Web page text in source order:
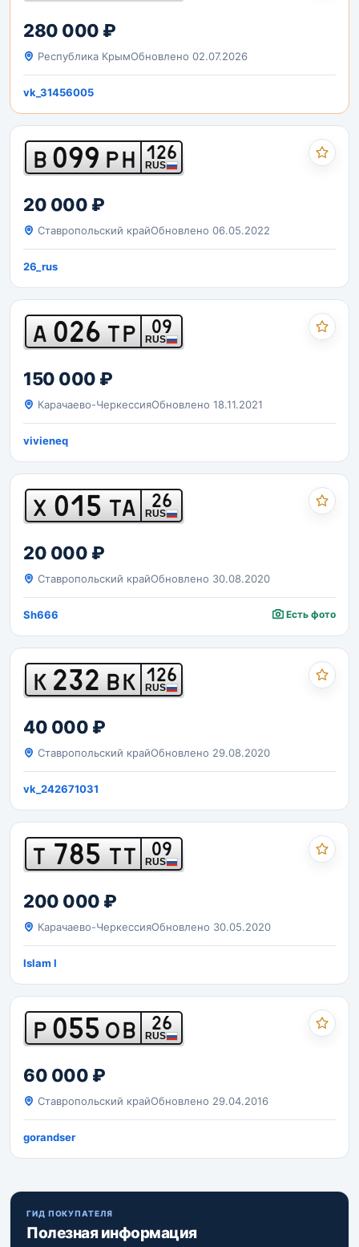
280 000 ₽
Республика КрымОбновлено 02.07.2026
vk_31456005
В 099 РН 126
RUS
20 000 ₽
Ставропольский крайОбновлено 06.05.2022
26_rus
А 026 ТР 09
RUS
150 000 ₽
Карачаево-ЧеркессияОбновлено 18.11.2021
vivieneq
Х 015 ТА 26
RUS
20 000 ₽
Ставропольский крайОбновлено 30.08.2020
Sh666 Есть фото
К 232 ВК 126
RUS
40 000 ₽
Ставропольский крайОбновлено 29.08.2020
vk_242671031
Т 785 ТТ 09
RUS
200 000 ₽
Карачаево-ЧеркессияОбновлено 30.05.2020
Islam I
Р 055 ОВ 26
RUS
60 000 ₽
Ставропольский крайОбновлено 29.04.2016
gorandser
ГИД ПОКУПАТЕЛЯ
Полезная информация